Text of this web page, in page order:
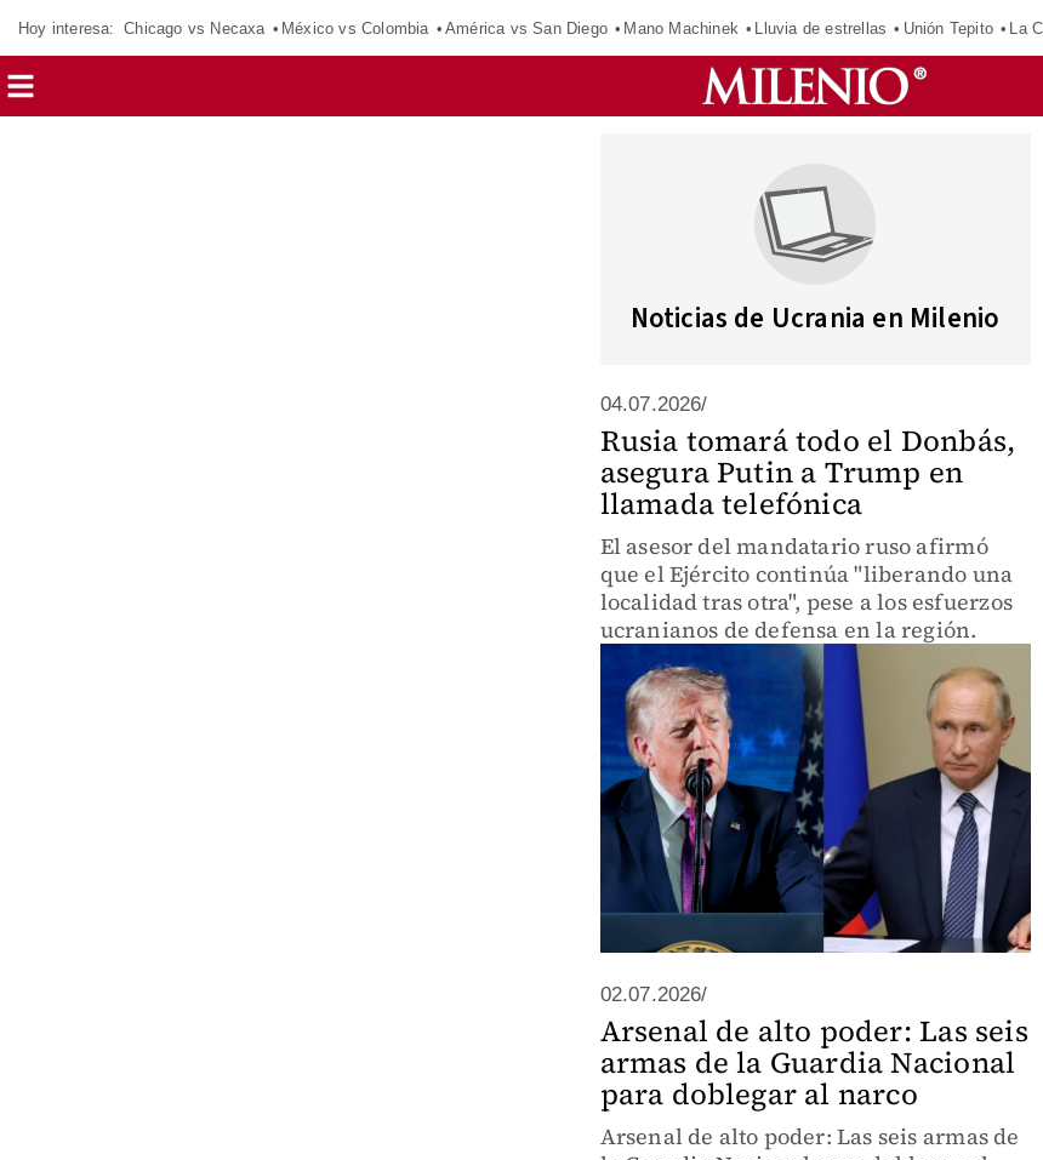
Hoy interesa: Chicago vs Necaxa México vs Colombia América vs San Diego Mano Machinek Lluvia de estrellas Unión Tepito La
Noticias de Ucrania en Milenio
04.07.2026/
Rusia tomará todo el Donbás,
asegura Putin a Trump en
llamada telefónica
El asesor del mandatario ruso afirmó
que el Ejército continúa "liberando una
localidad tras otra", pese a los esfuerzos
ucranianos de defensa en la región.
02.07.2026/
Arsenal de alto poder: Las seis
armas de la Guardia Nacional
para doblegar al narco
Arsenal de alto poder: Las seis armas de